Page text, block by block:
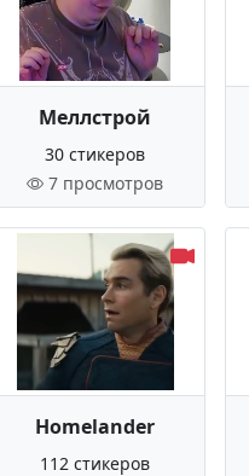
Меллстрой
30 стикеров
7 просмотров
Homelander
112 стикеров